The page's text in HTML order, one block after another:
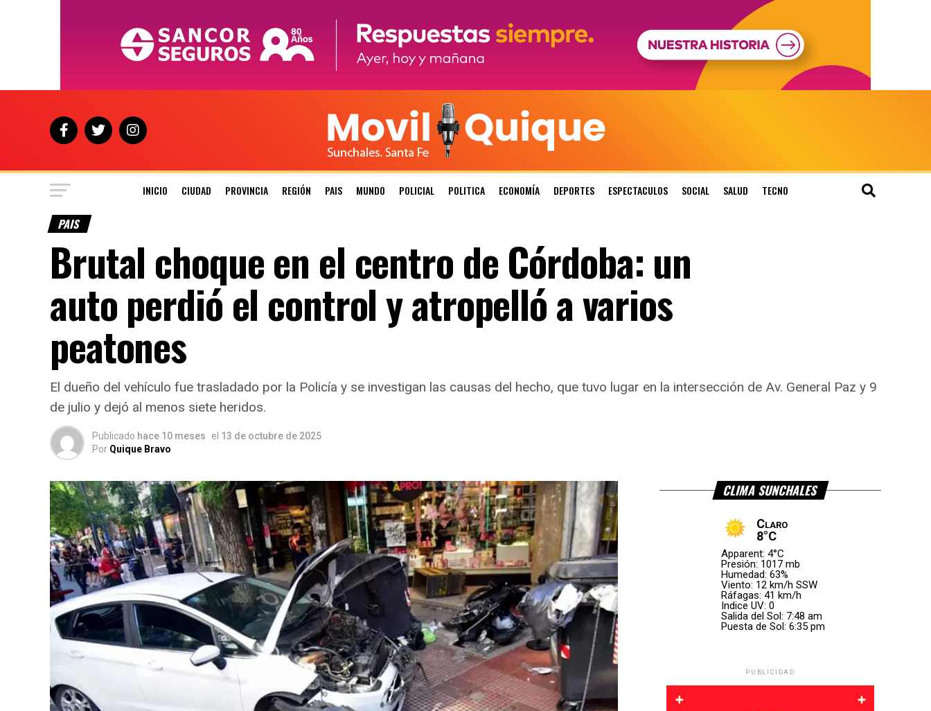
INICIO CIUDAD PROVINCIA REGIÓN PAIS MUNDO POLICIAL POLITICA ECONOMÍA DEPORTES ESPECTACULOS SOCIAL SALUD TECNO
PAIS
Brutal choque en el centro de Córdoba: un
auto perdió el control y atropelló a varios
peatones
El dueño del vehículo fue trasladado por la Policía y se investigan las causas del hecho, que tuvo lugar en la intersección de Av. General Paz y 9
de julio y dejó al menos siete heridos.
Publicado hace 10 meses el 13 de octubre de 2025
Por Quique Bravo
CLIMA SUNCHALES
Claro
8°C
Apparent: 4°C
Presión: 1017 mb
Humedad: 63%
Viento: 12 km/h SSW
Ráfagas: 41 km/h
Indice UV: 0
Salida del Sol: 7:48 am
Puesta de Sol: 6:35 pm
PUBLICIDAD